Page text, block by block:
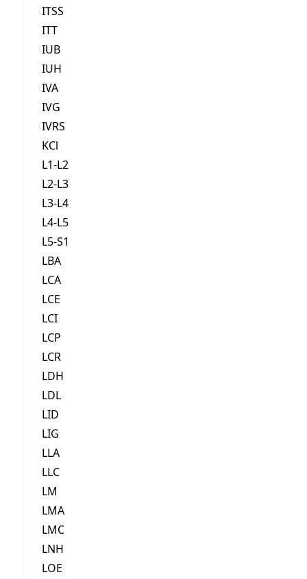
ITSS
ITT
IUB
IUH
IVA
IVG
IVRS
KCl
L1-L2
L2-L3
L3-L4
L4-L5
L5-S1
LBA
LCA
LCE
LCI
LCP
LCR
LDH
LDL
LID
LIG
LLA
LLC
LM
LMA
LMC
LNH
LOE